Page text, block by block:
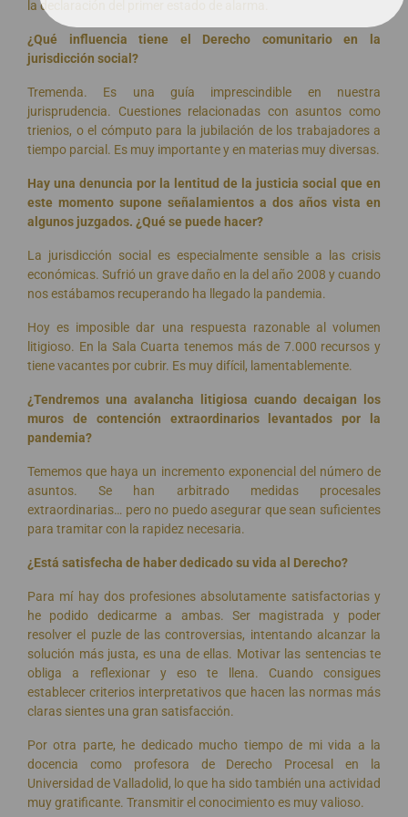
la declaración del primer estado de alarma.
¿Qué influencia tiene el Derecho comunitario en la
jurisdicción social?
Tremenda. Es una guía imprescindible en nuestra
jurisprudencia. Cuestiones relacionadas con asuntos como
trienios, o el cómputo para la jubilación de los trabajadores a
tiempo parcial. Es muy importante y en materias muy diversas.
Hay una denuncia por la lentitud de la justicia social que en
este momento supone señalamientos a dos años vista en
algunos juzgados. ¿Qué se puede hacer?
La jurisdicción social es especialmente sensible a las crisis
económicas. Sufrió un grave daño en la del año 2008 y cuando
nos estábamos recuperando ha llegado la pandemia.
Hoy es imposible dar una respuesta razonable al volumen
litigioso. En la Sala Cuarta tenemos más de 7.000 recursos y
tiene vacantes por cubrir. Es muy difícil, lamentablemente.
¿Tendremos una avalancha litigiosa cuando decaigan los
muros de contención extraordinarios levantados por la
pandemia?
Tememos que haya un incremento exponencial del número de
asuntos. Se han arbitrado medidas procesales
extraordinarias… pero no puedo asegurar que sean suficientes
para tramitar con la rapidez necesaria.
¿Está satisfecha de haber dedicado su vida al Derecho?
Para mí hay dos profesiones absolutamente satisfactorias y
he podido dedicarme a ambas. Ser magistrada y poder
resolver el puzle de las controversias, intentando alcanzar la
solución más justa, es una de ellas. Motivar las sentencias te
obliga a reflexionar y eso te llena. Cuando consigues
establecer criterios interpretativos que hacen las normas más
claras sientes una gran satisfacción.
Por otra parte, he dedicado mucho tiempo de mi vida a la
docencia como profesora de Derecho Procesal en la
Universidad de Valladolid, lo que ha sido también una actividad
muy gratificante. Transmitir el conocimiento es muy valioso.